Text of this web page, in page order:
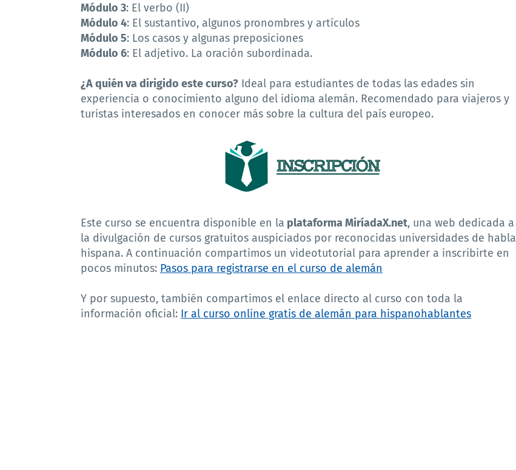
Módulo 3: El verbo (II)
Módulo 4: El sustantivo, algunos pronombres y artículos
Módulo 5: Los casos y algunas preposiciones
Módulo 6: El adjetivo. La oración subordinada.
¿A quién va dirigido este curso? Ideal para estudiantes de todas las edades sin
experiencia o conocimiento alguno del idioma alemán. Recomendado para viajeros y
turistas interesados en conocer más sobre la cultura del país europeo.
Este curso se encuentra disponible en la plataforma MiríadaX.net, una web dedicada a
la divulgación de cursos gratuitos auspiciados por reconocidas universidades de habla
hispana. A continuación compartimos un videotutorial para aprender a inscribirte en
pocos minutos: Pasos para registrarse en el curso de alemán
Y por supuesto, también compartimos el enlace directo al curso con toda la
información oficial: Ir al curso online gratis de alemán para hispanohablantes